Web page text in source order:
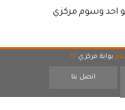
احد وسوم مركزي
بوابة مركزي 19
اتصل بنا